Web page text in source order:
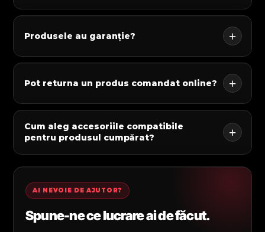
Produsele au garanție?
Pot returna un produs comandat online?
Cum aleg accesoriile compatibile
pentru produsul cumpărat?
AI NEVOIE DE AJUTOR?
Spune-ne ce lucrare ai de făcut.